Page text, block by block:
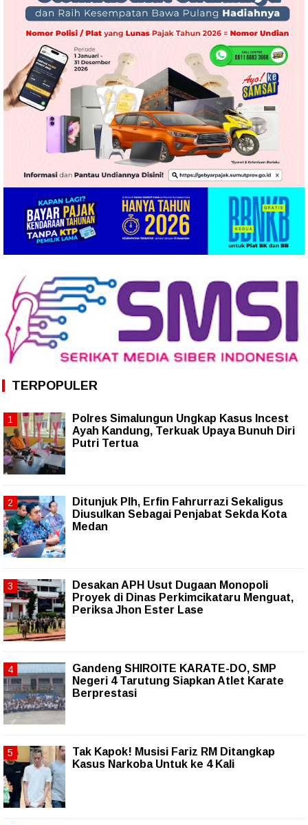
TERPOPULER
Polres Simalungun Ungkap Kasus Incest
Ayah Kandung, Terkuak Upaya Bunuh Diri
Putri Tertua
Ditunjuk Plh, Erfin Fahrurrazi Sekaligus
Diusulkan Sebagai Penjabat Sekda Kota
Medan
Desakan APH Usut Dugaan Monopoli
Proyek di Dinas Perkimcikataru Menguat,
Periksa Jhon Ester Lase
Gandeng SHIROITE KARATE-DO, SMP
Negeri 4 Tarutung Siapkan Atlet Karate
Berprestasi
Tak Kapok! Musisi Fariz RM Ditangkap
Kasus Narkoba Untuk ke 4 Kali